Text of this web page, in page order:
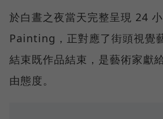
於白晝之夜當天完整呈現 24
Painting，正對應了街頭視覺
結束既作品結束，是藝術家獻
由態度。